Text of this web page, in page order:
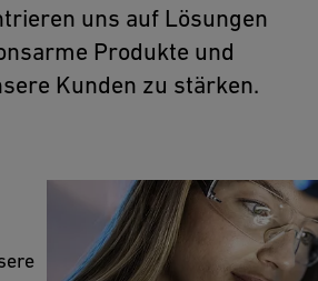
uns auf Lösungen
Produkte und
Kunden zu stärken.